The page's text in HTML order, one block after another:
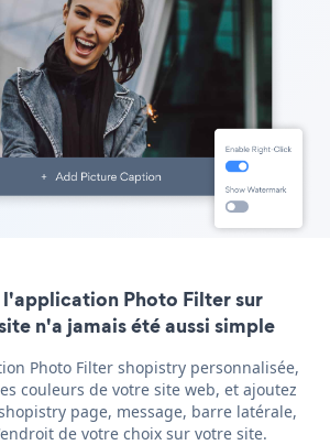
Photo Filter sur
n'a jamais été aussi simple
Photo Filter shopistry personnalisée,
couleurs de votre site web, et ajoutez
page, message, barre latérale,
de votre choix sur votre site.